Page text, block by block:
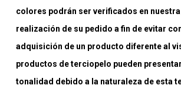
colores podrán ser verificados en
realización de su pedido a fin de evitar
adquisición de un producto diferente al
productos de terciopelo pueden
tonalidad debido a la naturaleza de esta